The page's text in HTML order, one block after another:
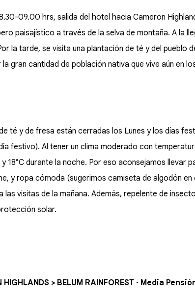
09.00 hrs, salida del hotel hacia Cameron
paisajístico a través de la selva de montaña. A la
la tarde, se visita una plantación de té y del pueblo
gran cantidad de población nativa que vive aún en
té y de fresa están cerradas los Lunes y los días
festivo). Al tener un clima moderado con
18°C durante la noche. Por eso aconsejamos llevar
y ropa cómoda (sugerimos camiseta de algodón
visitas de la mañana. Además, repelente de
solar.
> BELUM RAINFOREST · Media